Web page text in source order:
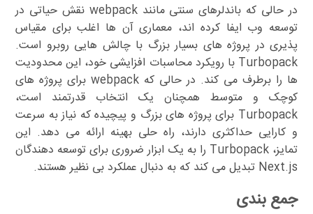
در حالی که باندلرهای سنتی مانند webpack نقش حیاتی در
توسعه وب ایفا کرده اند، معماری آن ها اغلب برای مقیاس
پذیری در پروژه های بسیار بزرگ با چالش هایی روبرو است.
Turbopack با رویکرد محاسبات افزایشی خود، این محدودیت
ها را برطرف می کند. در حالی که webpack برای پروژه های
کوچک و متوسط همچنان یک انتخاب قدرتمند است،
Turbopack برای پروژه های بزرگ و پیچیده که نیاز به سرعت
و کارایی حداکثری دارند، راه حلی بهینه ارائه می دهد. این
تمایز، Turbopack را به یک ابزار ضروری برای توسعه دهندگان
Next.js تبدیل می کند که به دنبال عملکرد بی نظیر هستند.
جمع بندی